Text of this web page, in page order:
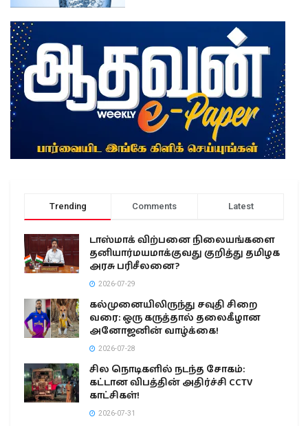
Trending Comments Latest
டாஸ்மாக் விற்பனை நிலையங்களை
தனியார்மயமாக்குவது குறித்து தமிழக
அரசு பரிசீலனை?
2026-07-29
கல்முனையிலிருந்து சவுதி சிறை
வரை: ஒரு கருத்தால் தலைகீழான
அனோஜனின் வாழ்க்கை!
2026-07-28
சில நொடிகளில் நடந்த சோகம்:
கட்டான விபத்தின் அதிர்ச்சி CCTV
காட்சிகள்!
2026-07-31